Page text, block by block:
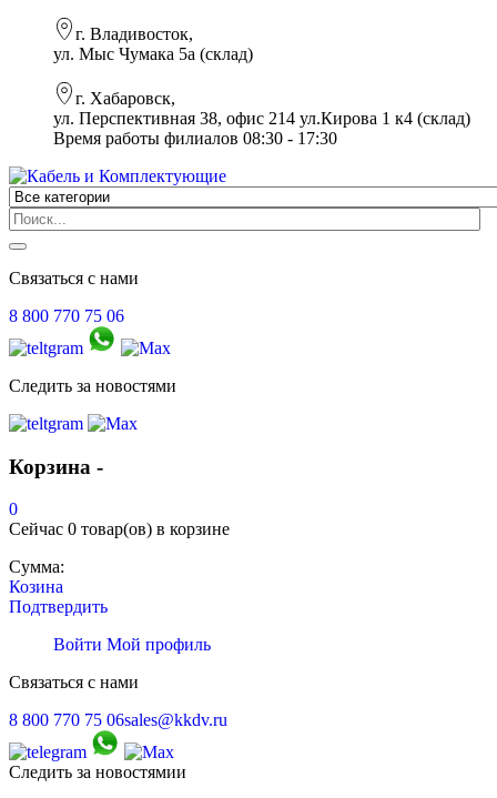
г. Владивосток,
ул. Мыс Чумака 5а (склад)
г. Хабаровск,
ул. Перспективная 38, офис 214 ул.Кирова 1 к4 (склад)
Время работы филиалов 08:30 - 17:30
Связаться с нами
8 800 770 75 06
Следить за новостями
Корзина -
0
Сейчас 0 товар(ов) в корзине
Сумма:
Козина
Подтвердить
Войти Мой профиль
Связаться с нами
8 800 770 75 06sales@kkdv.ru
Следить за новостямии